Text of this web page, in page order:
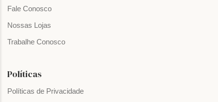
Fale Conosco
Nossas Lojas
Trabalhe Conosco
Políticas
Políticas de Privacidade